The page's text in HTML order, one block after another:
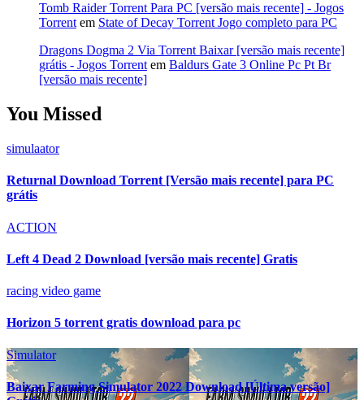
Tomb Raider Torrent Para PC [versão mais recente] - Jogos
Torrent em State of Decay Torrent Jogo completo para PC
Dragons Dogma 2 Via Torrent Baixar [versão mais recente]
grátis - Jogos Torrent em Baldurs Gate 3 Online Pc Pt Br
[versão mais recente]
You Missed
simulaator
Returnal Download Torrent [Versão mais recente] para PC
grátis
ACTION
Left 4 Dead 2 Download [versão mais recente] Gratis
racing video game
Horizon 5 torrent gratis download para pc
Simulator
Baixar Farming Simulator 2022 Download [Última versão]